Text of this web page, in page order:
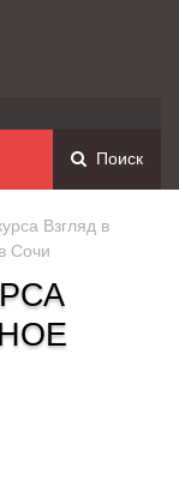
Поиск
Взгляд в
Сочи